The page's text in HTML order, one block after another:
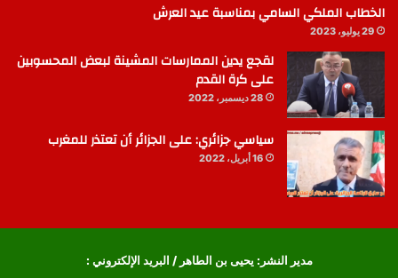
الخطاب الملكي السامي بمناسبة عيد العرش
29 يوليو، 2023
لقجع يدين الممارسات المشينة لبعض المحسوبين
على كرة القدم
28 ديسمبر، 2022
سياسي جزائري: على الجزائر أن تعتذر للمغرب
16 أبريل، 2022
مدير النشر: يحيى بن الطاهر / البريد الإلكتروني :